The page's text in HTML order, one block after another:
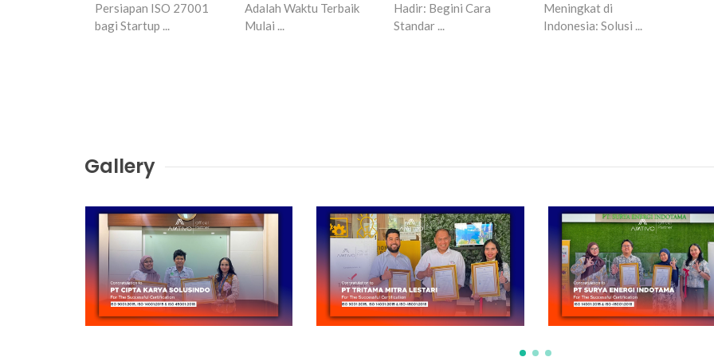
Persiapan ISO 27001
bagi Startup ...
Adalah Waktu Terbaik
Mulai ...
Hadir: Begini Cara
Standar ...
Meningkat di
Indonesia: Solusi ...
Gallery